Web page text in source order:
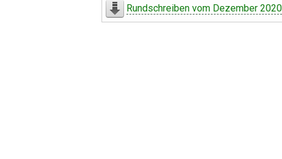
Rundschreiben vom Dezember 2020